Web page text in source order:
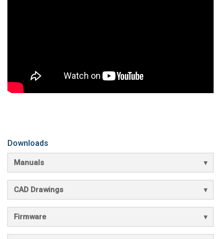
Downloads
Manuals
CAD Drawings
Firmware